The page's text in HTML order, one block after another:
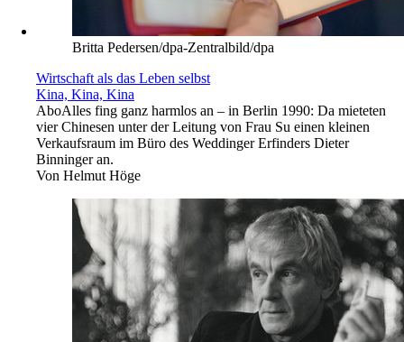
Britta Pedersen/dpa-Zentralbild/dpa
Wirtschaft als das Leben selbst
Kina, Kina, Kina
AboAlles fing ganz harmlos an – in Berlin 1990: Da mieteten
vier Chinesen unter der Leitung von Frau Su einen kleinen
Verkaufsraum im Büro des Weddinger Erfinders Dieter
Binninger an.
Von Helmut Höge